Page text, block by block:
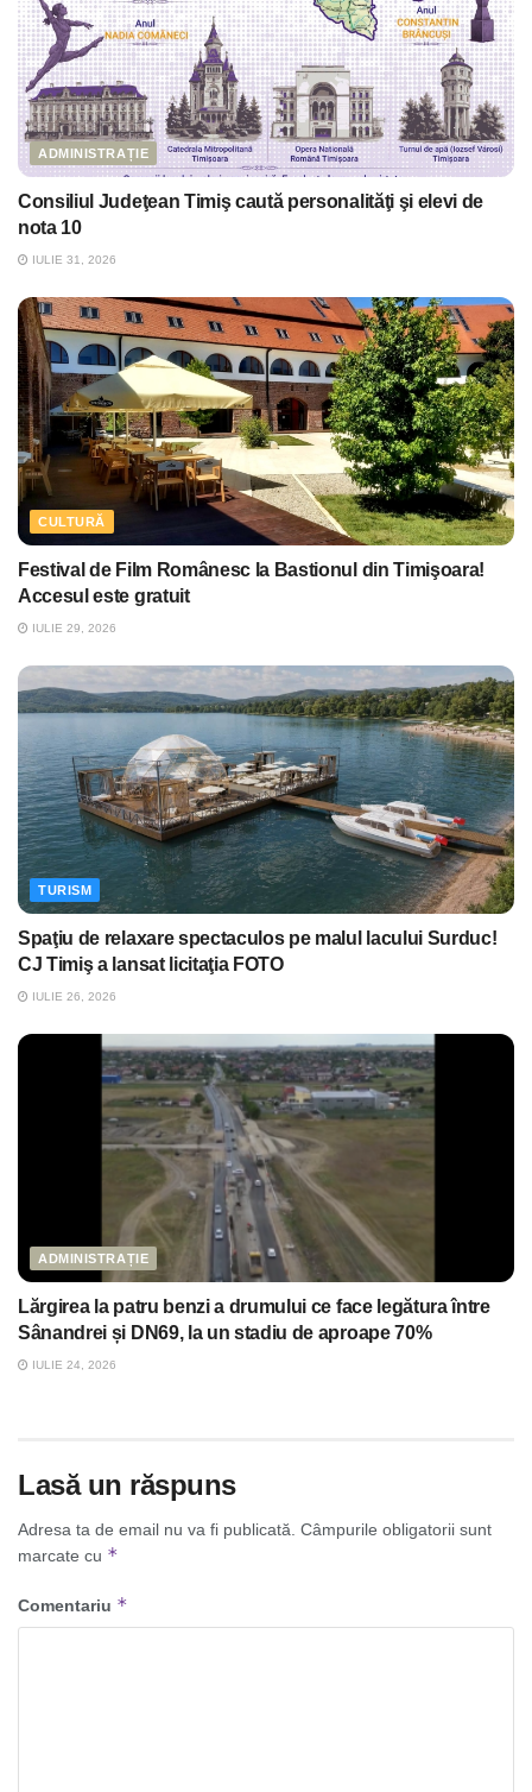
ADMINISTRAȚIE
Consiliul Judeţean Timiş caută personalităţi şi elevi de
nota 10
IULIE 31, 2026
CULTURĂ
Festival de Film Românesc la Bastionul din Timişoara!
Accesul este gratuit
IULIE 29, 2026
TURISM
Spaţiu de relaxare spectaculos pe malul lacului Surduc!
CJ Timiş a lansat licitaţia FOTO
IULIE 26, 2026
ADMINISTRAȚIE
Lărgirea la patru benzi a drumului ce face legătura între
Sânandrei și DN69, la un stadiu de aproape 70%
IULIE 24, 2026
Lasă un răspuns
Adresa ta de email nu va fi publicată. Câmpurile obligatorii sunt
marcate cu *
Comentariu *